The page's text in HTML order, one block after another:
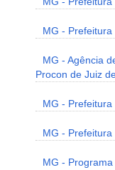
MG -
MG - Agência
Procon de Juiz
MG -
MG -
MG -